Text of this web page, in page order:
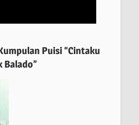
Puisi “Cintaku
Balado”